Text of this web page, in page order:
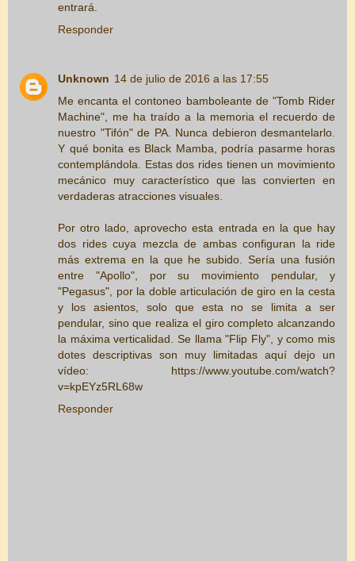
entrará.
Responder
Unknown 14 de julio de 2016 a las 17:55
Me encanta el contoneo bamboleante de "Tomb Rider
Machine", me ha traído a la memoria el recuerdo de
nuestro "Tifón" de PA. Nunca debieron desmantelarlo.
Y qué bonita es Black Mamba, podría pasarme horas
contemplándola. Estas dos rides tienen un movimiento
mecánico muy característico que las convierten en
verdaderas atracciones visuales.
Por otro lado, aprovecho esta entrada en la que hay
dos rides cuya mezcla de ambas configuran la ride
más extrema en la que he subido. Sería una fusión
entre "Apollo", por su movimiento pendular, y
"Pegasus", por la doble articulación de giro en la cesta
y los asientos, solo que esta no se limita a ser
pendular, sino que realiza el giro completo alcanzando
la máxima verticalidad. Se llama "Flip Fly", y como mis
dotes descriptivas son muy limitadas aquí dejo un
vídeo: https://www.youtube.com/watch?
v=kpEYz5RL68w
Responder